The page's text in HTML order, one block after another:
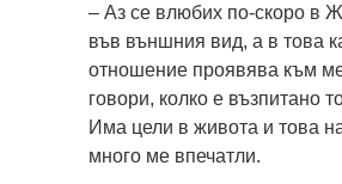
– Аз се влюбих по-скоро в
във външния вид, а в това
отношение проявява към
говори, колко е възпитано
Има цели в живота и това
много ме впечатли.